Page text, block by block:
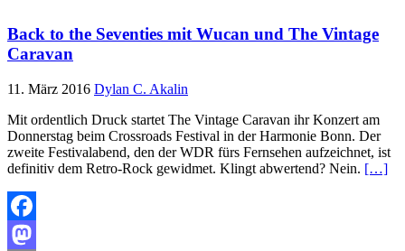
Back to the Seventies mit Wucan und The Vintage
Caravan
11. März 2016 Dylan C. Akalin
Mit ordentlich Druck startet The Vintage Caravan ihr Konzert am
Donnerstag beim Crossroads Festival in der Harmonie Bonn. Der
zweite Festivalabend, den der WDR fürs Fernsehen aufzeichnet, ist
definitiv dem Retro-Rock gewidmet. Klingt abwertend? Nein. […]
Facebook